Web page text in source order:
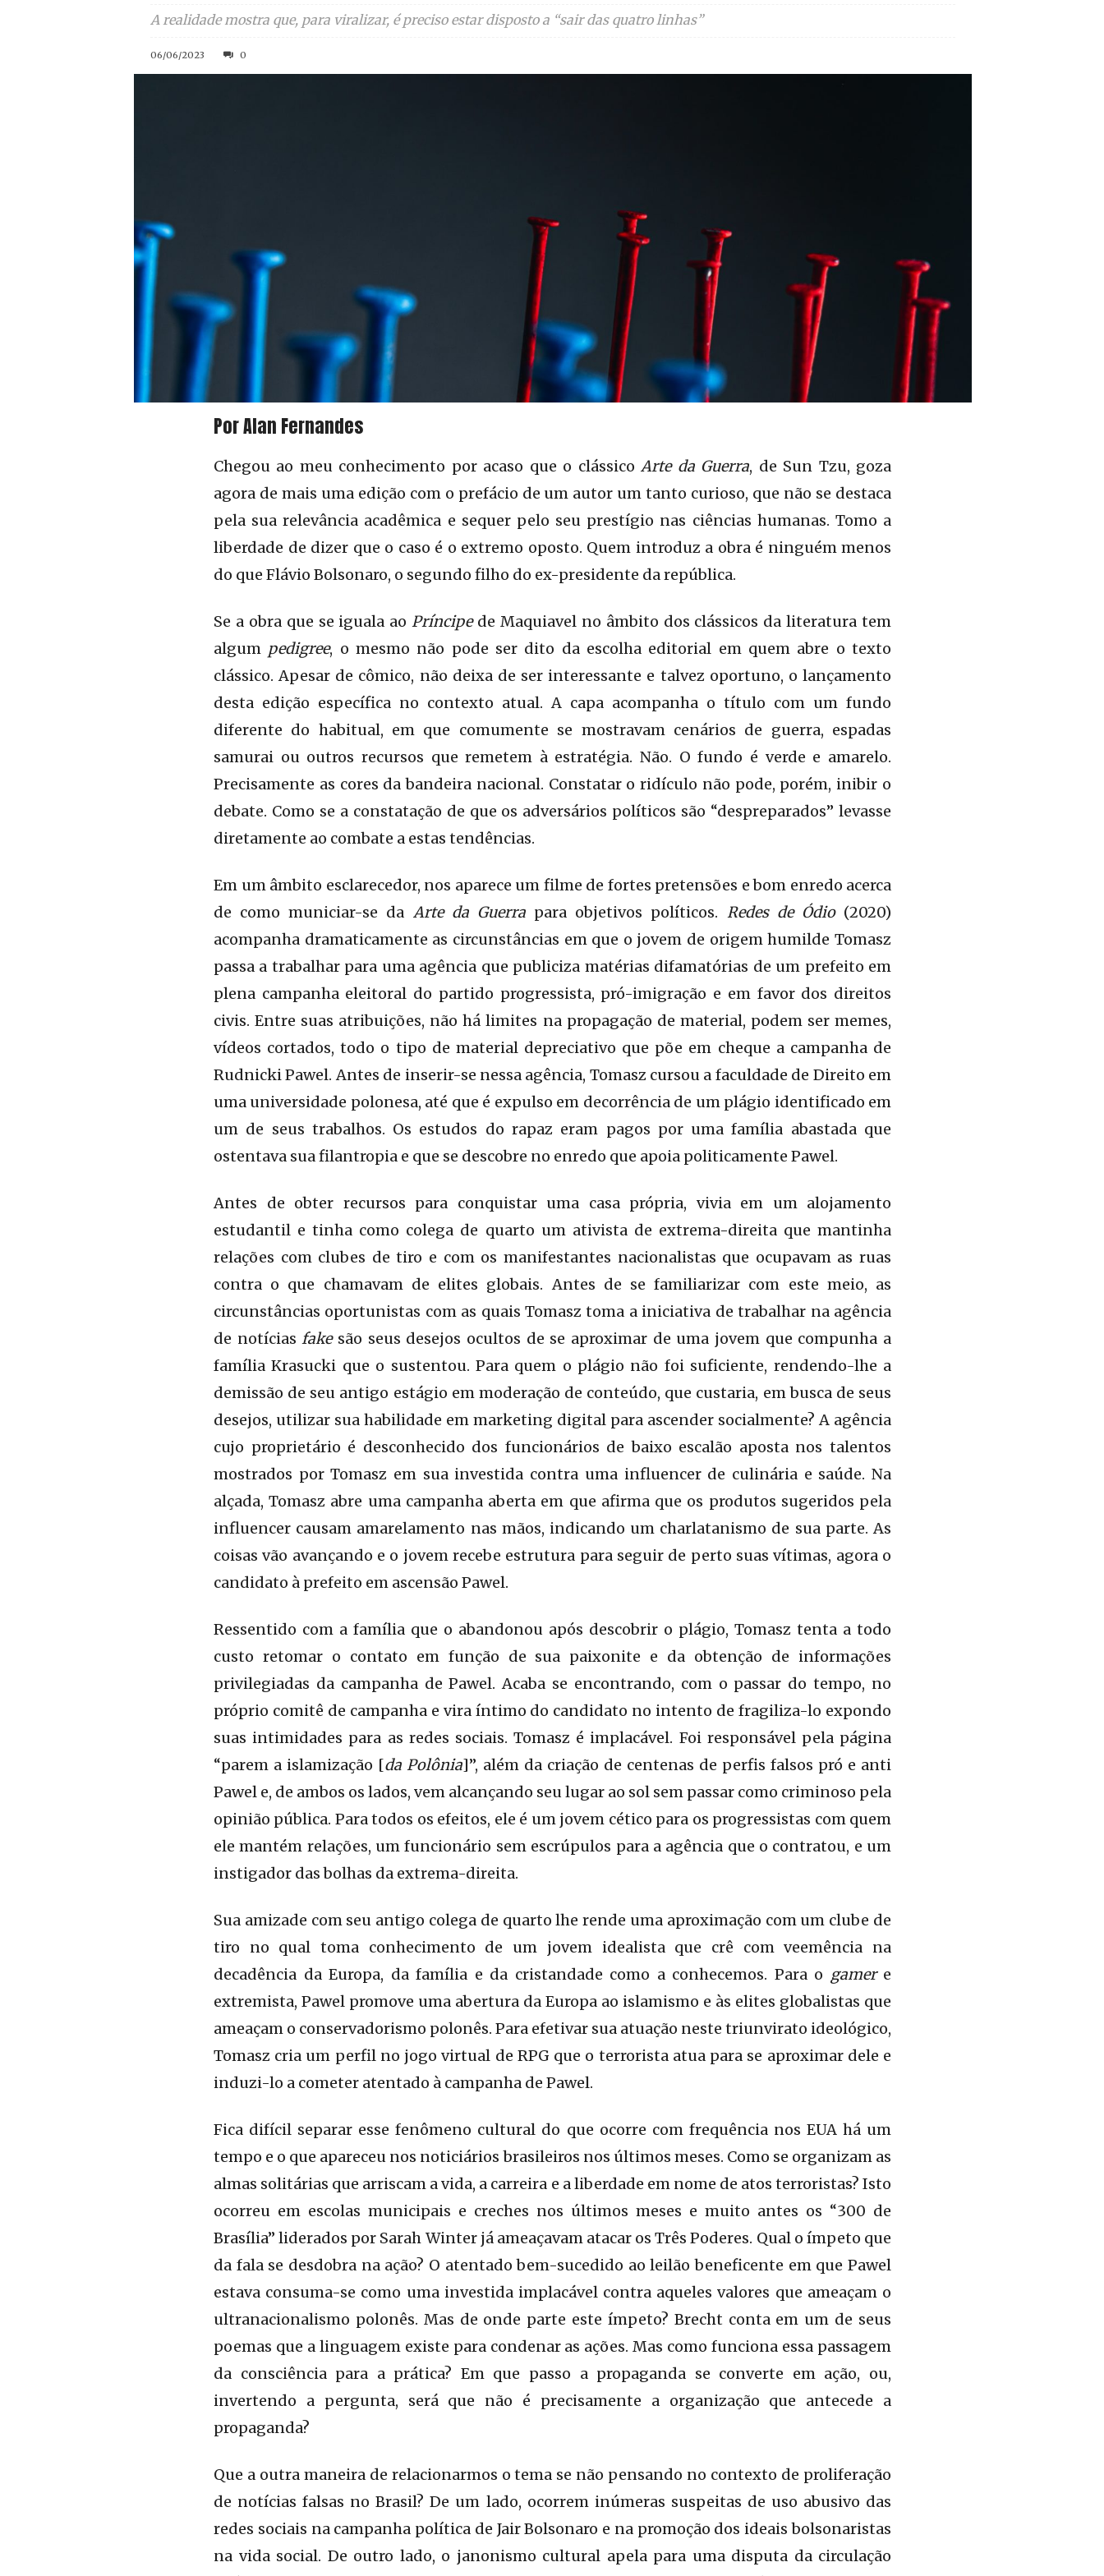
A realidade mostra que, para viralizar, é preciso estar disposto a “sair das quatro linhas”
06/06/2023 0
Imagem por: Khashayar Kouchpeydeh
Por Alan Fernandes
Chegou ao meu conhecimento por acaso que o clássicoArte da Guerra, de Sun Tzu, goza
agora de mais uma edição com o prefácio de um autor um tanto curioso, que não se destaca
pela sua relevância acadêmica e sequer pelo seu prestígio nas ciências humanas. Tomo a
liberdade de dizer que o caso é o extremo oposto. Quem introduz a obra é ninguém menos
do que Flávio Bolsonaro, o segundo filho do ex-presidente da república.
Se a obra que se iguala aoPríncipede Maquiavel no âmbito dos clássicos da literatura tem
algum pedigree, o mesmo não pode ser dito da escolha editorial em quem abre o texto
clássico. Apesar de cômico, não deixa de ser interessante e talvez oportuno, o lançamento
desta edição específica no contexto atual. A capa acompanha o título com um fundo
diferente do habitual, em que comumente se mostravam cenários de guerra, espadas
samurai ou outros recursos que remetem à estratégia. Não. O fundo é verde e amarelo.
Precisamente as cores da bandeira nacional. Constatar o ridículo não pode, porém, inibir o
debate. Como se a constatação de que os adversários políticos são “despreparados” levasse
diretamente ao combate a estas tendências.
Em um âmbito esclarecedor, nos aparece um filme de fortes pretensões e bom enredo acerca
de como municiar-se da Arte da Guerrapara objetivos políticos. Redes de Ódio(2020)
acompanha dramaticamente as circunstâncias em que o jovem de origem humilde Tomasz
passa a trabalhar para uma agência que publiciza matérias difamatórias de um prefeito em
plena campanha eleitoral do partido progressista, pró-imigração e em favor dos direitos
civis. Entre suas atribuições, não há limites na propagação de material, podem ser memes,
vídeos cortados, todo o tipo de material depreciativo que põe em cheque a campanha de
Rudnicki Pawel. Antes de inserir-se nessa agência, Tomasz cursou a faculdade de Direito em
uma universidade polonesa, até que é expulso em decorrência de um plágio identificado em
um de seus trabalhos. Os estudos do rapaz eram pagos por uma família abastada que
ostentava sua filantropia e que se descobre no enredo que apoia politicamente Pawel.
Antes de obter recursos para conquistar uma casa própria, vivia em um alojamento
estudantil e tinha como colega de quarto um ativista de extrema-direita que mantinha
relações com clubes de tiro e com os manifestantes nacionalistas que ocupavam as ruas
contra o que chamavam de elites globais. Antes de se familiarizar com este meio, as
circunstâncias oportunistas com as quais Tomasz toma a iniciativa de trabalhar na agência
de notíciasfakesão seus desejos ocultos de se aproximar de uma jovem que compunha a
família Krasucki que o sustentou. Para quem o plágio não foi suficiente, rendendo-lhe a
demissão de seu antigo estágio em moderação de conteúdo, que custaria, em busca de seus
desejos, utilizar sua habilidade em marketing digital para ascender socialmente? A agência
cujo proprietário é desconhecido dos funcionários de baixo escalão aposta nos talentos
mostrados por Tomasz em sua investida contra uma influencer de culinária e saúde. Na
alçada, Tomasz abre uma campanha aberta em que afirma que os produtos sugeridos pela
influencer causam amarelamento nas mãos, indicando um charlatanismo de sua parte. As
coisas vão avançando e o jovem recebe estrutura para seguir de perto suas vítimas, agora o
candidato à prefeito em ascensão Pawel.
Ressentido com a família que o abandonou após descobrir o plágio, Tomasz tenta a todo
custo retomar o contato em função de sua paixonite e da obtenção de informações
privilegiadas da campanha de Pawel. Acaba se encontrando, com o passar do tempo, no
próprio comitê de campanha e vira íntimo do candidato no intento de fragiliza-lo expondo
suas intimidades para as redes sociais. Tomasz é implacável. Foi responsável pela página
“parem a islamização [da Polônia]”, além da criação de centenas de perfis falsos pró e anti
Pawel e, de ambos os lados, vem alcançando seu lugar ao sol sem passar como criminoso pela
opinião pública. Para todos os efeitos, ele é um jovem cético para os progressistas com quem
ele mantém relações, um funcionário sem escrúpulos para a agência que o contratou, e um
instigador das bolhas da extrema-direita.
Sua amizade com seu antigo colega de quarto lhe rende uma aproximação com um clube de
tiro no qual toma conhecimento de um jovem idealista que crê com veemência na
decadência da Europa, da família e da cristandade como a conhecemos. Para o gamere
extremista, Pawel promove uma abertura da Europa ao islamismo e às elites globalistas que
ameaçam o conservadorismo polonês. Para efetivar sua atuação neste triunvirato ideológico,
Tomasz cria um perfil no jogo virtual de RPG que o terrorista atua para se aproximar dele e
induzi-lo a cometer atentado à campanha de Pawel.
Fica difícil separar esse fenômeno cultural do que ocorre com frequência nos EUA há um
tempo e o que apareceu nos noticiários brasileiros nos últimos meses. Como se organizam as
almas solitárias que arriscam a vida, a carreira e a liberdade em nome de atos terroristas? Isto
ocorreu em escolas municipais e creches nos últimos meses e muito antes os “300 de
Brasília” liderados por Sarah Winter já ameaçavam atacar os Três Poderes. Qual o ímpeto que
da fala se desdobra na ação? O atentado bem-sucedido ao leilão beneficente em que Pawel
estava consuma-se como uma investida implacável contra aqueles valores que ameaçam o
ultranacionalismo polonês. Mas de onde parte este ímpeto? Brecht conta em um de seus
poemas que a linguagem existe para condenar as ações. Mas como funciona essa passagem
da consciência para a prática? Em que passo a propaganda se converte em ação, ou,
invertendo a pergunta, será que não é precisamente a organização que antecede a
propaganda?
Que a outra maneira de relacionarmos o tema se não pensando no contexto de proliferação
de notícias falsas no Brasil? De um lado, ocorrem inúmeras suspeitas de uso abusivo das
redes sociais na campanha política de Jair Bolsonaro e na promoção dos ideais bolsonaristas
na vida social. De outro lado, o janonismo cultural apela para uma disputa da circulação